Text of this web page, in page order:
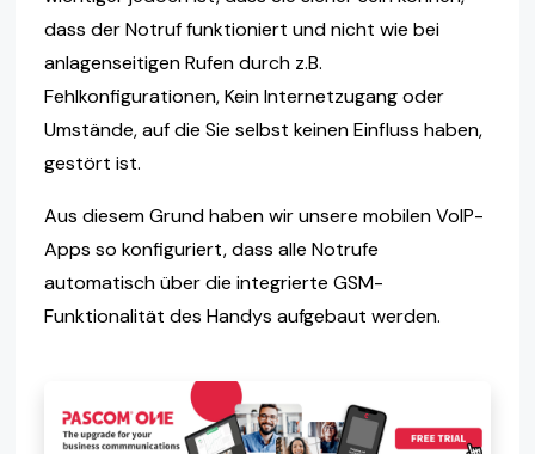
dass der Notruf funktioniert und nicht wie bei
anlagenseitigen Rufen durch z.B.
Fehlkonfigurationen, Kein Internetzugang oder
Umstände, auf die Sie selbst keinen Einfluss haben,
gestört ist.
Aus diesem Grund haben wir unsere mobilen VoIP-
Apps so konfiguriert, dass alle Notrufe
automatisch über die integrierte GSM-
Funktionalität des Handys aufgebaut werden.